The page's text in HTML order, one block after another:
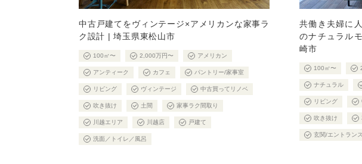
中古戸建てをヴィンテージ×アメリカンな家事ラ
ク設計 | 埼玉県東松山市
100㎡〜 2,000万円〜 アメリカン
アンティーク カフェ パントリー/家事室
リビング ヴィンテージ 中古買ってリノベ
吹き抜け 土間 家事ラク間取り
川越エリア 川越店 戸建て
洗面／トイレ／風呂
共働き夫婦に
のナチュラル
崎市
100㎡〜
ナチュラル
リビング
吹き抜け
玄関/エントランス